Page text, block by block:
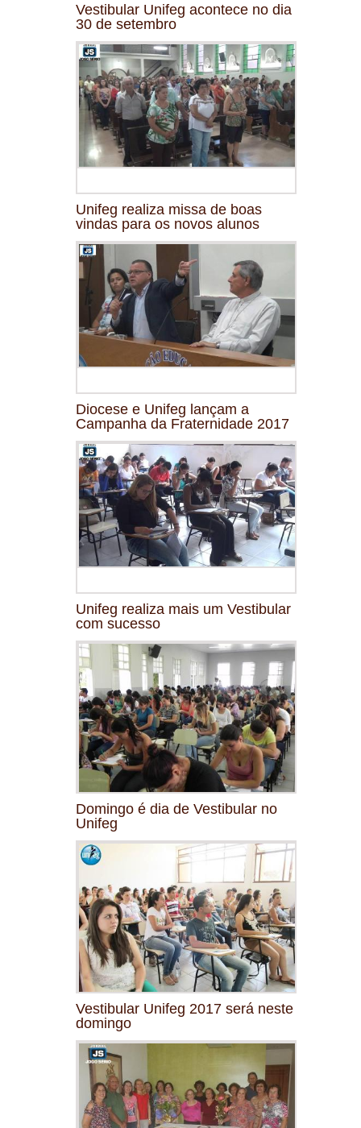
Vestibular Unifeg acontece no dia
30 de setembro
Unifeg realiza missa de boas
vindas para os novos alunos
Diocese e Unifeg lançam a
Campanha da Fraternidade 2017
Unifeg realiza mais um Vestibular
com sucesso
Domingo é dia de Vestibular no
Unifeg
Vestibular Unifeg 2017 será neste
domingo